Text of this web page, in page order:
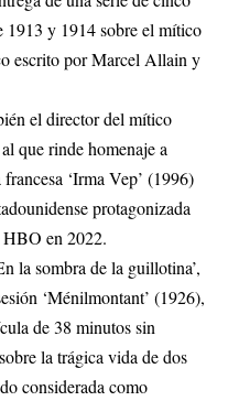
1913 y 1914 sobre el mítico
escrito por Marcel Allain y
el director del mítico
que rinde homenaje a
‘Irma Vep’ (1996)
protagonizada
en 2022.
la sombra de la guillotina’,
‘Ménilmontant’ (1926),
de 38 minutos sin
la trágica vida de dos
considerada como